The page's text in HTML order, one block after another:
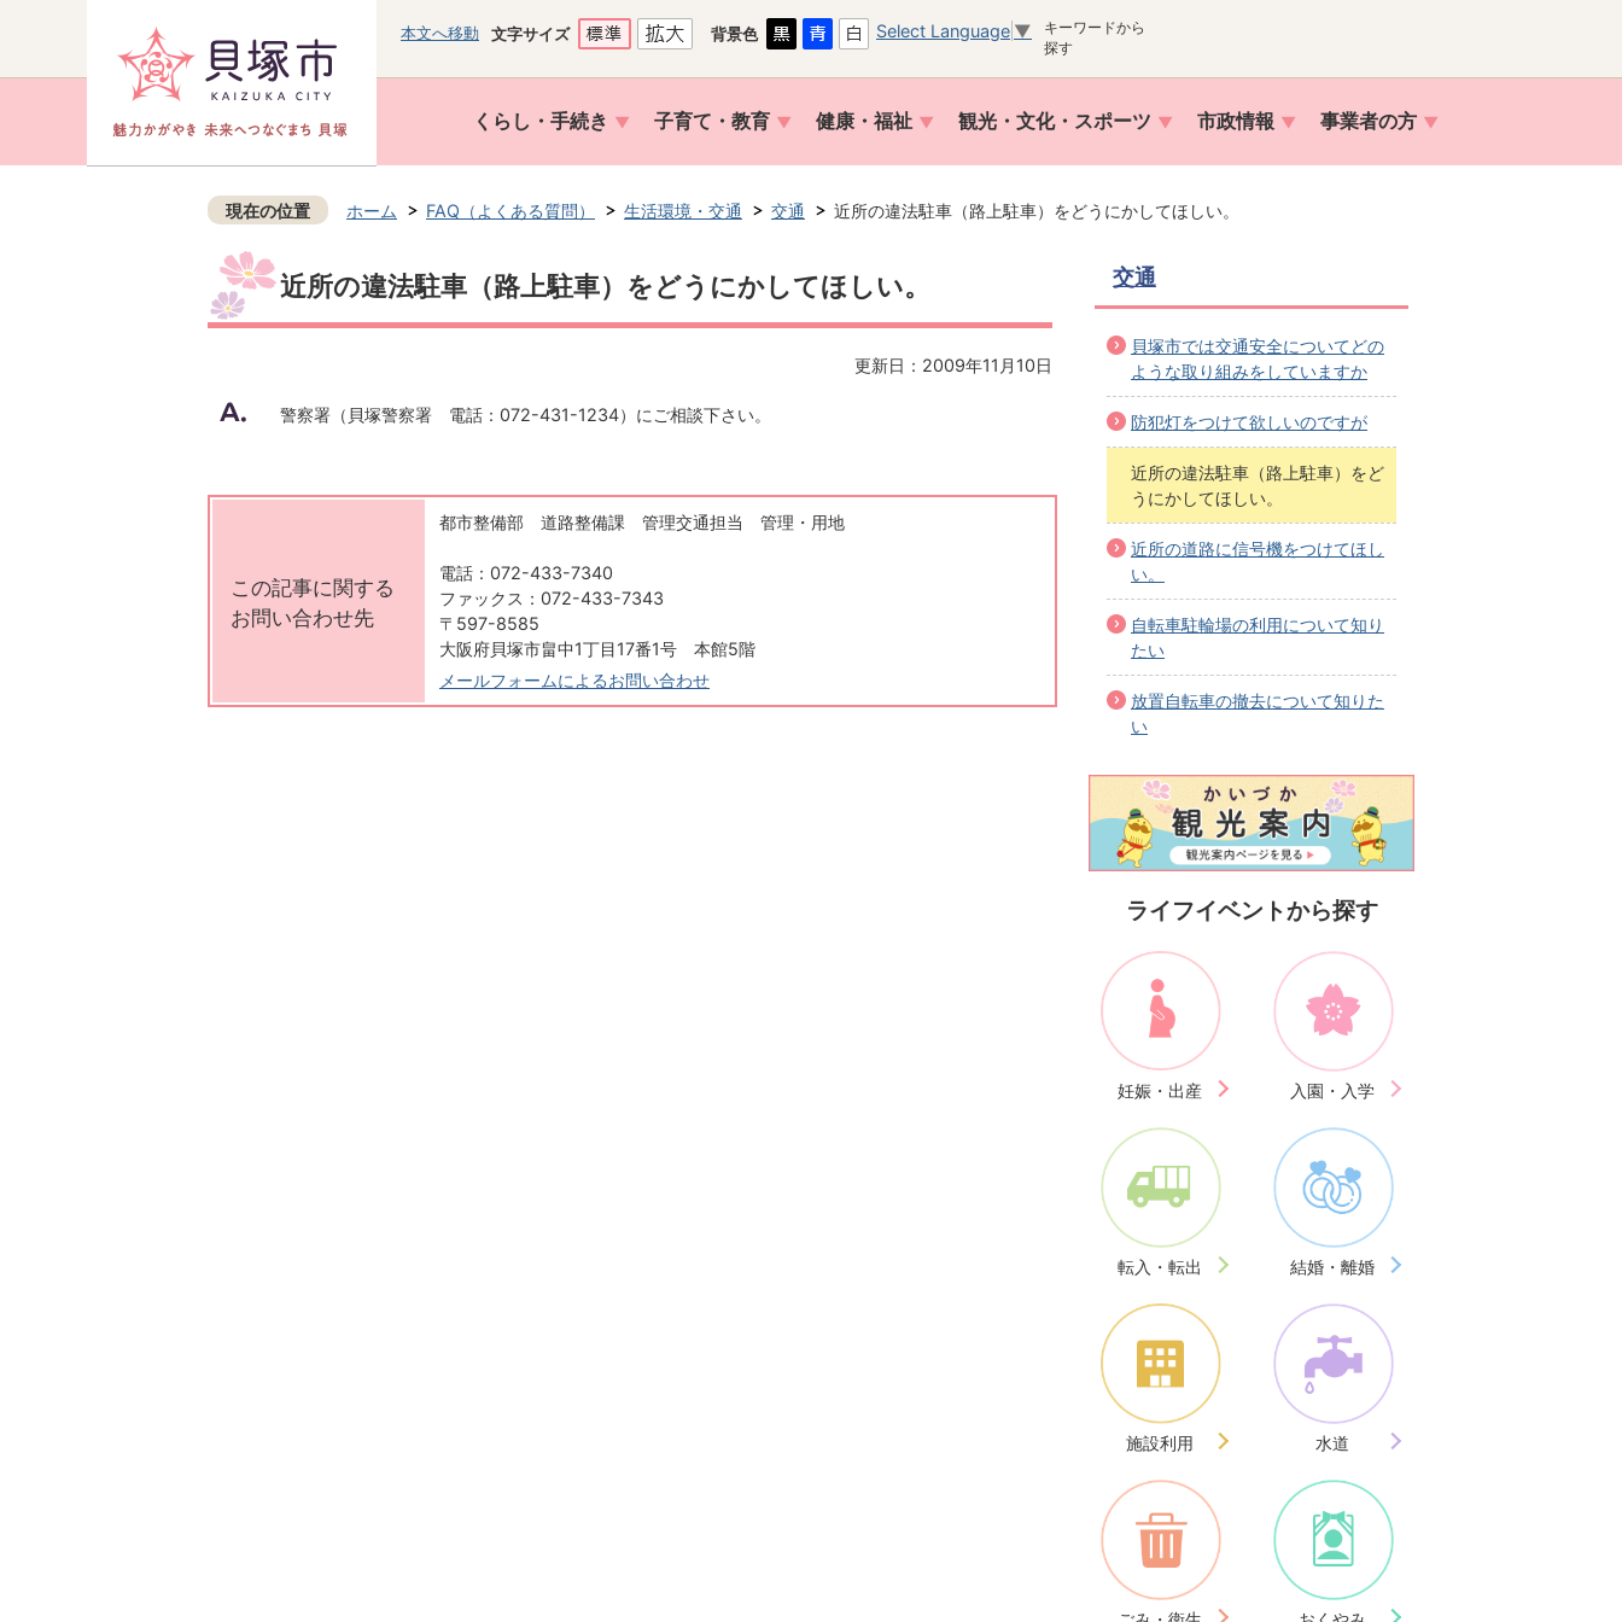
本文へ移動 文字サイズ 背景色 Select Language ▼
キーワードから
探す
くらし・手続き 子育て・教育 健康・福祉 観光・文化・スポーツ 市政情報 事業者の方
現在の位置 ホーム FAQ（よくある質問） 生活環境・交通 交通 近所の違法駐車（路上駐車）をどうにかしてほしい。
近所の違法駐車（路上駐車）をどうにかしてほしい。
更新日：2009年11月10日
警察署（貝塚警察署 電話：072-431-1234）にご相談下さい。
この記事に関する
お問い合わせ先
都市整備部 道路整備課 管理交通担当 管理・用地
電話：072-433-7340
ファックス：072-433-7343
〒597-8585
大阪府貝塚市畠中1丁目17番1号 本館5階
メールフォームによるお問い合わせ
交通
貝塚市では交通安全についてどの
ような取り組みをしていますか
防犯灯をつけて欲しいのですが
近所の違法駐車（路上駐車）をど
うにかしてほしい。
近所の道路に信号機をつけてほし
い。
自転車駐輪場の利用について知り
たい
放置自転車の撤去について知りた
い
ライフイベントから探す
妊娠・出産 入園・入学
転入・転出 結婚・離婚
施設利用 水道